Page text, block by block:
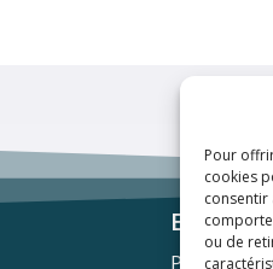
Pour
cookies
consentir
ou de
Enlaces
Política de